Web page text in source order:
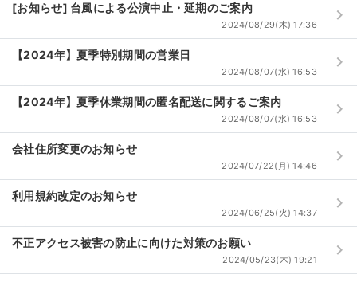
[お知らせ] 台風による公演中止・延期のご案内
2024/08/29(木) 17:36 keyboard_arrow_right
【2024年】夏季特別期間の営業日
2024/08/07(水) 16:53 keyboard_arrow_right
【2024年】夏季休業期間の匿名配送に関するご案内
2024/08/07(水) 16:53 keyboard_arrow_right
会社住所変更のお知らせ
2024/07/22(月) 14:46 keyboard_arrow_right
利用規約改定のお知らせ
2024/06/25(火) 14:37 keyboard_arrow_right
不正アクセス被害の防止に向けた対策のお願い
2024/05/23(木) 19:21 keyboard_arrow_right